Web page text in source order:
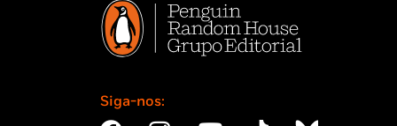
Siga-nos: